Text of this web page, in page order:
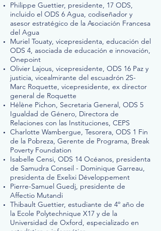
Philippe Guettier, presidente, 17 ODS,
incluido el ODS 6 Agua, codiseñador y
asesor estratégico de la Asociación Francesa
del Agua
Muriel Touaty, vicepresidenta, educación del
ODS 4, asociada de educación e innovación,
Onepoint
Olivier Lajous, vicepresidente, ODS 16 Paz y
justicia, vicealmirante del escuadrón 2S-
Marc Roquette, vicepresidente, ex director
general de Roquette
Hélène Pichon, Secretaria General, ODS 5
Igualdad de Género, Directora de
Relaciones con las Instituciones, CEPS
Charlotte Wambergue, Tesorera, ODS 1 Fin
de la Pobreza, Gerente de Programa, Break
Poverty Foundation
Isabelle Censi, ODS 14 Océanos, presidenta
de Samudra Conseil - Dominique Garreau,
presidenta de Exelixi Développement
Pierre-Samuel Guedj, presidente de
Affectio Mutandi
Thibault Guettier, estudiante de 4º año de
la Ecole Polytechnique X17 y de la
Universidad de Oxford, especializado en